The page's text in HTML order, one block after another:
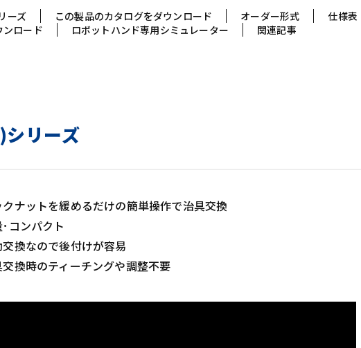
ーズ この製品のカタログをダウンロード オーダー形式 仕様表
ンロード
ロボットハンド専用シミュレーター 関連記事
リーズ
クナットを緩めるだけの簡単操作で治具交換
コンパクト
交換なので後付けが容易
交換時のティーチングや調整不要